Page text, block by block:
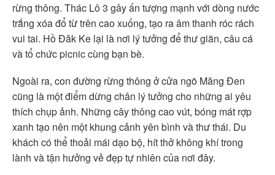
rừng thông. Thác Lô 3 gây ấn tượng mạnh với dòng nước
trắng xóa đổ từ trên cao xuống, tạo ra âm thanh róc rách
vui tai. Hồ Đăk Ke lại là nơi lý tưởng để thư giãn, câu cá
và tổ chức picnic cùng bạn bè.
Ngoài ra, con đường rừng thông ở cửa ngõ Măng Đen
cũng là một điểm dừng chân lý tưởng cho những ai yêu
thích chụp ảnh. Những cây thông cao vút, bóng mát rợp
xanh tạo nên một khung cảnh yên bình và thư thái. Du
khách có thể thoải mái dạo bộ, hít thở không khí trong
lành và tận hưởng vẻ đẹp tự nhiên của nơi đây.